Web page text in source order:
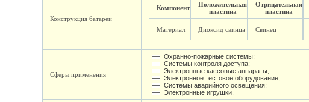
Конструкция батареи
Компонент
Положительная
пластина
Отрицательная
пластина
Материал Диоксид свинца Свинец
Сферы применения
Охранно-пожарные системы;
Системы контроля доступа;
Электронные кассовые аппараты;
Электронное тестовое оборудование;
Системы аварийного освещения;
Электронные игрушки.